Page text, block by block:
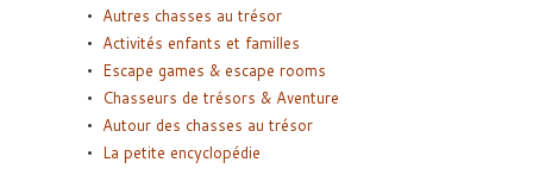
Autres chasses au trésor
Activités enfants et familles
Escape games & escape rooms
Chasseurs de trésors & Aventure
Autour des chasses au trésor
La petite encyclopédie